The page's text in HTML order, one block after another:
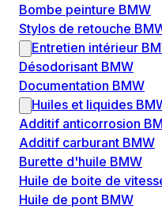
Bombe peinture BMW
Stylos de retouche
Entretien intérieur
Désodorisant BMW
Documentation BMW
Huiles et liquides
Additif anticorrosion
Additif carburant BMW
Burette d'huile BMW
Huile de boite de
Huile de pont BMW